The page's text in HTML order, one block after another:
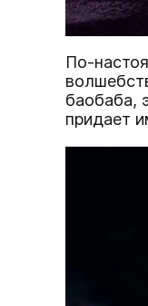
По-
баобаба,
придает